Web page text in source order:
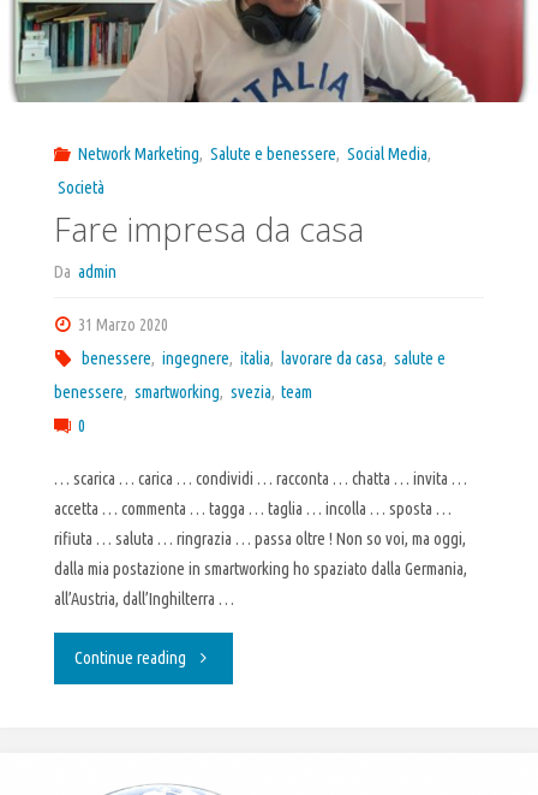
Network Marketing, Salute e benessere, Social Media,
Società
Fare impresa da casa
Da admin
31 Marzo 2020
benessere, ingegnere, italia, lavorare da casa, salute e
benessere, smartworking, svezia, team
0
… scarica … carica … condividi … racconta … chatta … invita …
accetta … commenta … tagga … taglia … incolla … sposta …
rifiuta … saluta … ringrazia … passa oltre ! Non so voi, ma oggi,
dalla mia postazione in smartworking ho spaziato dalla Germania,
all’Austria, dall’Inghilterra …
Continue reading "Fare